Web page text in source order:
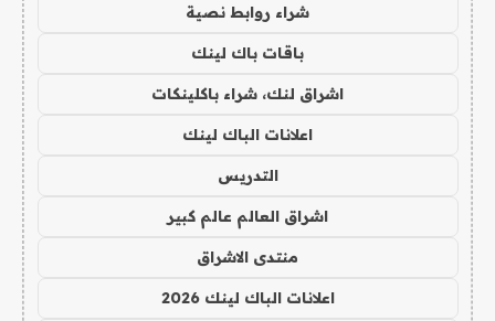
شراء روابط نصية
باقات باك لينك
اشراق لنك، شراء باكلينكات
اعلانات الباك لينك
التدريس
اشراق العالم عالم كبير
منتدى الاشراق
اعلانات الباك لينك 2026